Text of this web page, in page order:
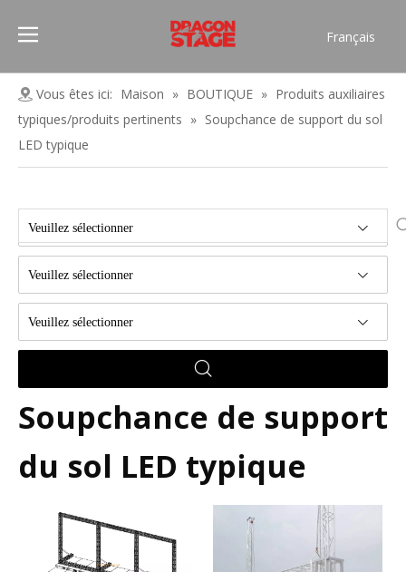
Français
Pусский
Español
简体中文
Vous êtes ici: Maison » BOUTIQUE » Produits auxiliaires
typiques/produits pertinents » Soupchance de support du sol
LED typique
Veuillez sélectionner
Veuillez sélectionner
Veuillez sélectionner
Soupchance de support
du sol LED typique